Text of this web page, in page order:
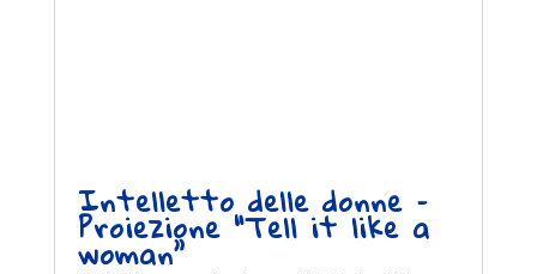
Proiezione “Tell it like a
woman”
"I diritti, ma anche le qualità, i talenti, i